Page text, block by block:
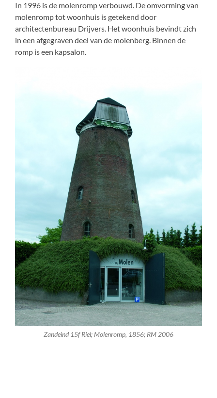
In 1996 is de molenromp verbouwd. De omvorming van
molenromp tot woonhuis is getekend door
architectenbureau Drijvers. Het woonhuis bevindt zich
in een afgegraven deel van de molenberg. Binnen de
romp is een kapsalon.
Zandeind 15f Riel; Molenromp, 1856; RM 2006